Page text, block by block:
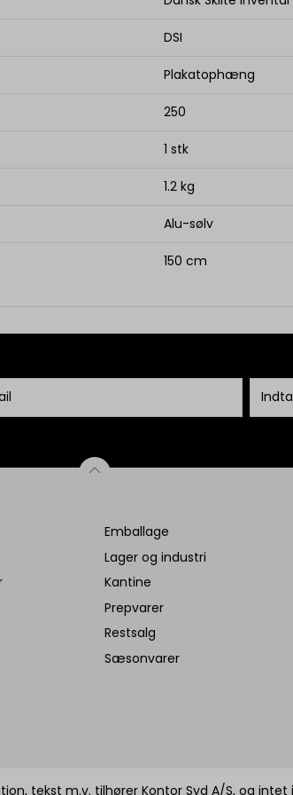
DSI
Plakatophæng
250
1 stk
1.2 kg
Alu-sølv
150 cm
Emballage
Lager og industri
Kantine
Prepvarer
Restsalg
Sæsonvarer
tekst m.v. tilhører Kontor Syd A/S, og